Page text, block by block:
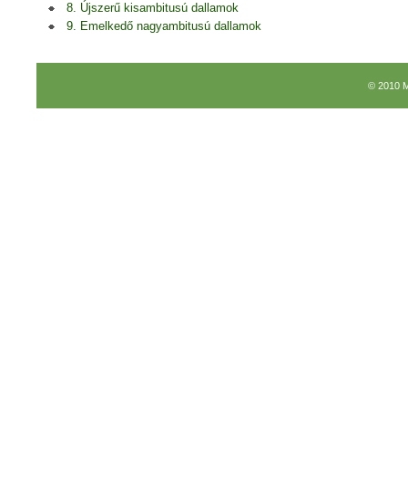
8. Újszerű kisambitusú dallamok
9. Emelkedő nagyambitusú dallamok
© 2010